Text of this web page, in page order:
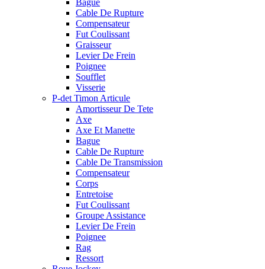
Bague
Cable De Rupture
Compensateur
Fut Coulissant
Graisseur
Levier De Frein
Poignee
Soufflet
Visserie
P-det Timon Articule
Amortisseur De Tete
Axe
Axe Et Manette
Bague
Cable De Rupture
Cable De Transmission
Compensateur
Corps
Entretoise
Fut Coulissant
Groupe Assistance
Levier De Frein
Poignee
Rag
Ressort